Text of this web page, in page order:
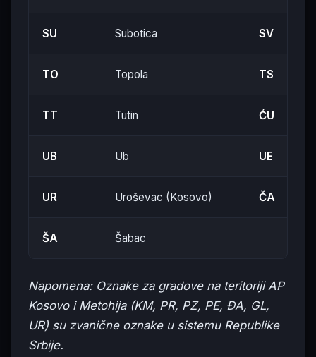
SU Subotica SV
TO Topola TS
TT Tutin ĆU
UB Ub UE
UR Uroševac (Kosovo) ČA
ŠA Šabac
Napomena: Oznake za gradove na teritoriji AP
Kosovo i Metohija (KM, PR, PZ, PE, ĐA, GL,
UR) su zvanične oznake u sistemu Republike
Srbije.